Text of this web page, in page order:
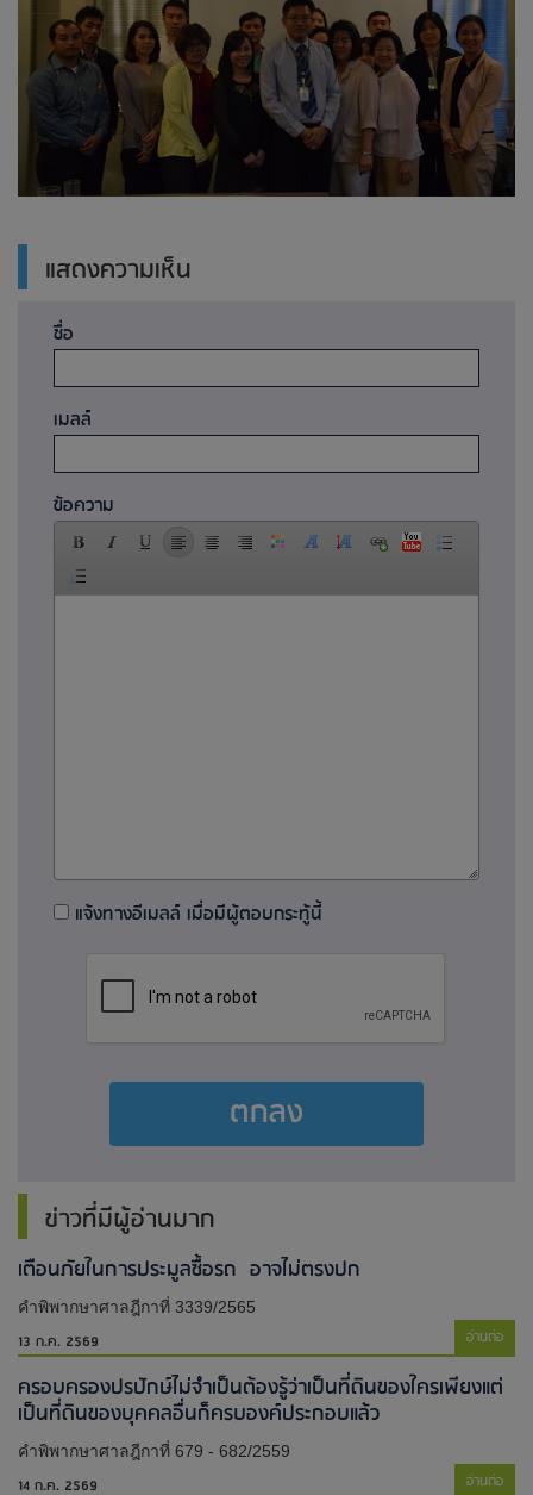
แสดงความเห็น
ชื่อ
เมลล์
ข้อความ
แจ้งทางอีเมลล์ เมื่อมีผู้ตอบกระทู้นี้
ตกลง
ข่าวที่มีผู้อ่านมาก
เตือนภัยในการประมูลซื้อรถ อาจไม่ตรงปก
คำพิพากษาศาลฎีกาที่ 3339/2565
13 ก.ค. 2569 อ่านต่อ
ครอบครองปรปักษ์ไม่จำเป็นต้องรู้ว่าเป็นที่ดินของใครเพียงแต่
เป็นที่ดินของบุคคลอื่นก็ครบองค์ประกอบแล้ว
คำพิพากษาศาลฎีกาที่ 679 - 682/2559
14 ก.ค. 2569 อ่านต่อ